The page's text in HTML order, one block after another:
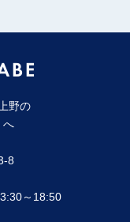
野の
へ
8
～18:50